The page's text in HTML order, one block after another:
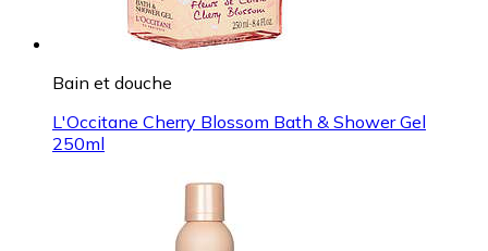
Bain et douche
L'Occitane Cherry Blossom Bath & Shower Gel
250ml